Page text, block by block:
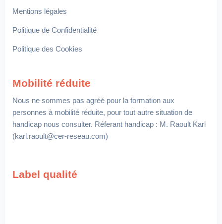
Mentions légales
Politique de Confidentialité
Politique des Cookies
Mobilité réduite
Nous ne sommes pas agréé pour la formation aux
personnes à mobilité réduite, pour tout autre situation de
handicap nous consulter. Réferant handicap : M. Raoult Karl
(karl.raoult@cer-reseau.com)
Label qualité